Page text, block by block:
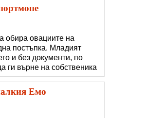
обира овациите на
постъпка. Младият
и без документи, по
ги върне на собственика
съдбата го накарала на
Емо